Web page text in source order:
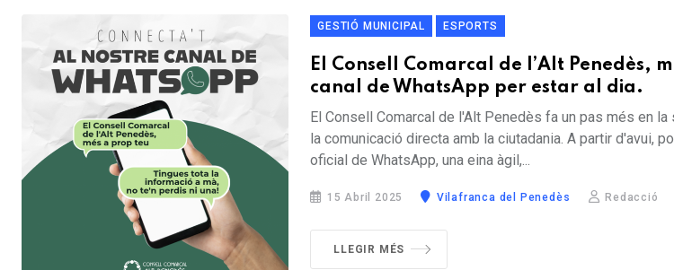
GESTIÓ MUNICIPAL ESPORTS
El Consell Comarcal de l’Alt Penedès,
canal de WhatsApp per estar al dia.
El Consell Comarcal de l'Alt Penedès fa un pas més en
la comunicació directa amb la ciutadania. A partir d'avui,
oficial de WhatsApp, una eina àgil,...
15 Abril 2025 Vilafranca del Penedès Redacció
LLEGIR MÉS